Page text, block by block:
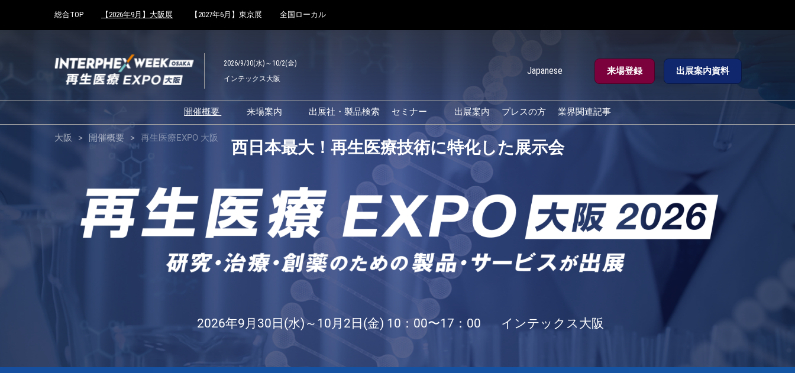
キ
し
to
総合TOP 【2026年9月】大阪展 【2027年6月】東京展 全国ローカル
2026/9/30(水)～10/2(金)
インテックス大阪
Japanese
English
Korean
来場登録 出展案内資料
開催概要
展示会概要TOP
インターフェックス大阪
ファーマDX EXPO大阪
再生医療EXPO 大阪
来場案内
交通アクセス
展示会・セミナー参加ポリ
シー
展示会はじめてガイド
展示会の過ごし方
出展社・製品検索 セミナー
基調・特別講演
医薬品 製造・品質管理DX /
研究DXフォーラム
出展社によるセミナー/フォ
ーラム
出展案内 プレスの方 業界関連記事
大阪 開催概要 再生医療EXPO 大阪
再
生
医
EXPO
大
西日本最大！再生医療技術に特化した展示会
2026年9月30日(水)～10月2日(金) 10：00〜17：00 インテックス大阪